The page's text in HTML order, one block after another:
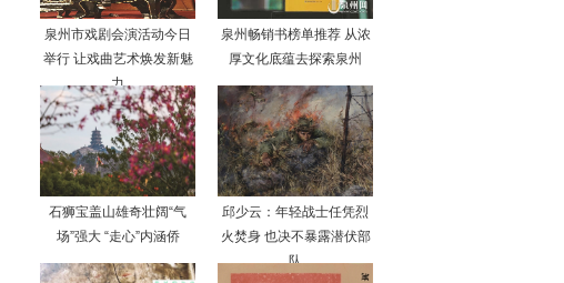
泉州市戏剧会演活动今日
举行 让戏曲艺术焕发新魅
力
泉州畅销书榜单推荐 从浓
厚文化底蕴去探索泉州
石狮宝盖山雄奇壮阔“气
场”强大 “走心”内涵侨
邱少云：年轻战士任凭烈
火焚身 也决不暴露潜伏部
队